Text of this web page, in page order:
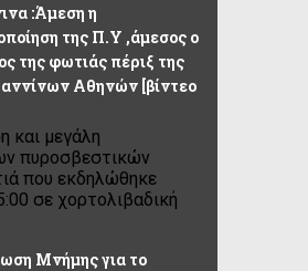
:Άμεση η
της Π.Υ ,άμεσος ο
της φωτιάς πέριξ της
Αθηνών [βίντεο
και μεγάλη
πυροσβεστικών
που εκδηλώθηκε
σε χορτολιβαδική
Μνήμης για το